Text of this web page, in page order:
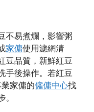
不易煮爛，影響粥
家傭使用濾網清
豆品質，新鮮紅豆
手後操作。若紅豆
家傭的僱傭中心找